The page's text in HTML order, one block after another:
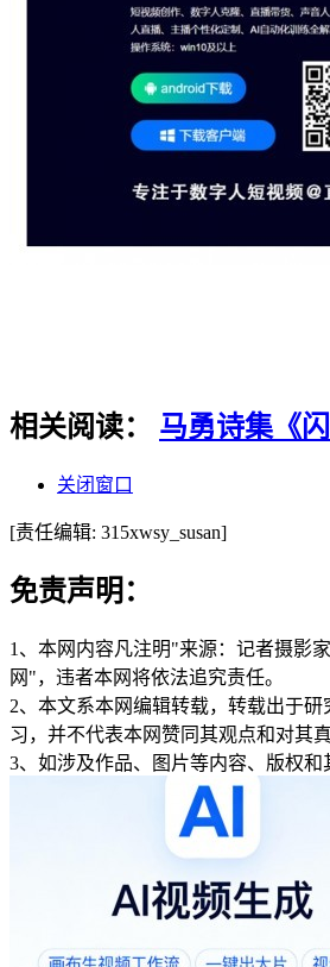
相关阅读： 马勇诗集 《
关闭窗口
[责任编辑: 315xwsy_susan]
免责声明：
1、本网内容凡注明"来源：记者摄影
网"，违者本网将依法追究责任。
2、本文系本网编辑转载，转载出于
习，并不代表本网赞同其观点和对其
3、如涉及作品、图片等内容、版权和